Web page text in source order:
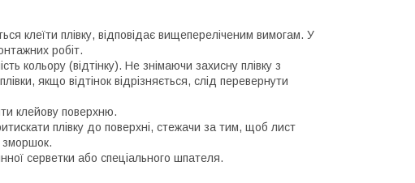
клеїти плівку, відповідає вищепереліченим вимогам. У
робіт.
кольору (відтінку). Не знімаючи захисну плівку з
якщо відтінок відрізняється, слід перевернути
клейову поверхню.
плівку до поверхні, стежачи за тим, щоб лист
зморшок.
серветки або спеціального шпателя.